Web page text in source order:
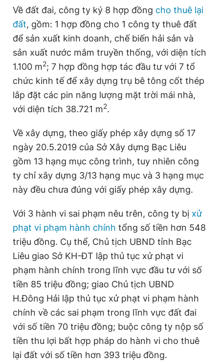
Về đất đai, công ty ký 8 hợp đồng cho thuê lại
đất, gồm: 1 hợp đồng cho 1 công ty thuê đất
để sản xuất kinh doanh, chế biến hải sản và
sản xuất nước mắm truyền thống, với diện tích
1.100 m2; 7 hợp đồng hợp tác đầu tư với 7 tổ
chức kinh tế để xây dựng trụ bê tông cốt thép
lắp đặt các pin năng lượng mặt trời mái nhà,
với diện tích 38.721 m2.
Về xây dựng, theo giấy phép xây dựng số 17
ngày 20.5.2019 của Sở Xây dựng Bạc Liêu
gồm 13 hạng mục công trình, tuy nhiên công
ty chỉ xây dựng 3/13 hạng mục và 3 hạng mục
này đều chưa đúng với giấy phép xây dựng.
Với 3 hành vi sai phạm nêu trên, công ty bị xử
phạt vi phạm hành chính tổng số tiền hơn 548
triệu đồng. Cụ thể, Chủ tịch UBND tỉnh Bạc
Liêu giao Sở KH-ĐT lập thủ tục xử phạt vi
phạm hành chính trong lĩnh vực đầu tư với số
tiền 85 triệu đồng; giao Chủ tịch UBND
H.Đông Hải lập thủ tục xử phạt vi phạm hành
chính về các sai phạm trong lĩnh vực đất đai
với số tiền 70 triệu đồng; buộc công ty nộp số
tiền thu lợi bất hợp pháp do hành vi cho thuê
lại đất với số tiền hơn 393 triệu đồng.